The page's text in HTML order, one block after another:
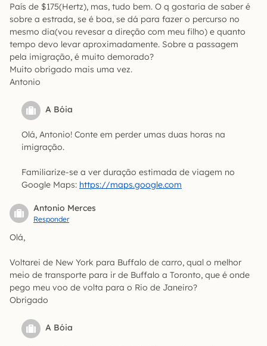
País de $175(Hertz), mas, tudo bem. O q gostaria de saber é
sobre a estrada, se é boa, se dá para fazer o percurso no
mesmo dia(vou revesar a direção com meu filho) e quanto
tempo devo levar aproximadamente. Sobre a passagem
pela imigração, é muito demorado?
Muito obrigado mais uma vez.
Antonio
A Bóia
Olá, Antonio! Conte em perder umas duas horas na
imigração.
Familiarize-se a ver duração estimada de viagem no
Google Maps: https://maps.google.com
Antonio Merces
Responder
Olá,
Voltarei de New York para Buffalo de carro, qual o melhor
meio de transporte para ir de Buffalo a Toronto, que é onde
pego meu voo de volta para o Rio de Janeiro?
Obrigado
A Bóia